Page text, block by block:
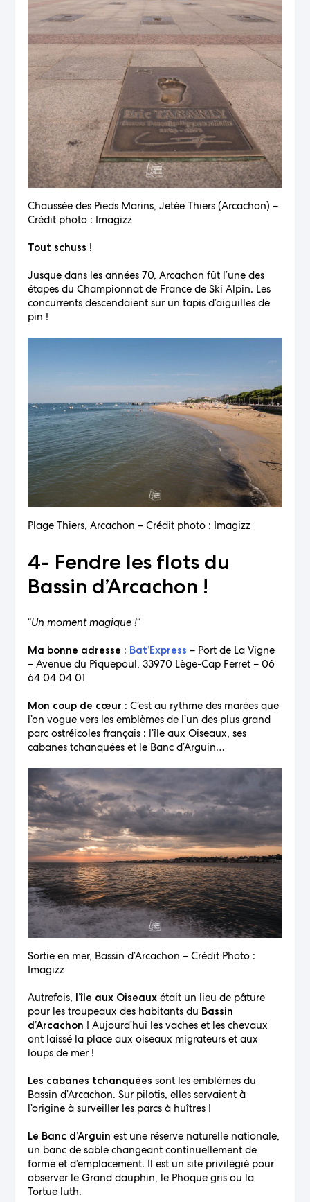
Chaussée des Pieds Marins, Jetée Thiers (Arcachon) –
Crédit photo : Imagizz
Tout schuss !
Jusque dans les années 70, Arcachon fût l’une des
étapes du Championnat de France de Ski Alpin. Les
concurrents descendaient sur un tapis d’aiguilles de
pin !
Plage Thiers, Arcachon – Crédit photo : Imagizz
4- Fendre les flots du
Bassin d’Arcachon !
“Un moment magique !“
Ma bonne adresse : Bat’Express – Port de La Vigne
– Avenue du Piquepoul, 33970 Lège-Cap Ferret – 06
64 04 04 01
Mon coup de cœur : C’est au rythme des marées que
l’on vogue vers les emblèmes de l’un des plus grand
parc ostréicoles français : l’île aux Oiseaux, ses
cabanes tchanquées et le Banc d’Arguin…
Sortie en mer, Bassin d’Arcachon – Crédit Photo :
Imagizz
Autrefois, l’île aux Oiseaux était un lieu de pâture
pour les troupeaux des habitants du Bassin
d’Arcachon ! Aujourd’hui les vaches et les chevaux
ont laissé la place aux oiseaux migrateurs et aux
loups de mer !
Les cabanes tchanquées sont les emblèmes du
Bassin d’Arcachon. Sur pilotis, elles servaient à
l’origine à surveiller les parcs à huîtres !
Le Banc d’Arguin est une réserve naturelle nationale,
un banc de sable changeant continuellement de
forme et d’emplacement. Il est un site privilégié pour
observer le Grand dauphin, le Phoque gris ou la
Tortue luth.